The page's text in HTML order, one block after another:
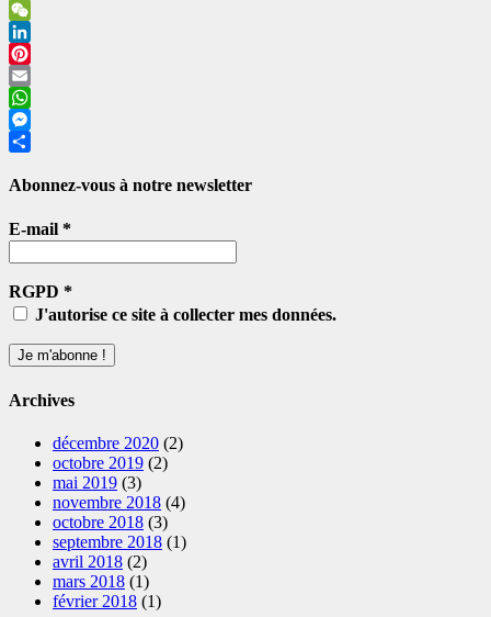
Abonnez-vous à notre newsletter
E-mail *
RGPD *
J'autorise ce site à collecter mes données.
Archives
décembre 2020 (2)
octobre 2019 (2)
mai 2019 (3)
novembre 2018 (4)
octobre 2018 (3)
septembre 2018 (1)
avril 2018 (2)
mars 2018 (1)
février 2018 (1)